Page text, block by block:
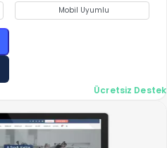
Ücretsiz Destek
Mobil Uyumlu